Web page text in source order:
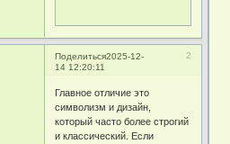
Поделиться 2
2025-12-
14 12:20:11
Главное отличие это
символизм и дизайн,
который часто более строгий
и классический. Если